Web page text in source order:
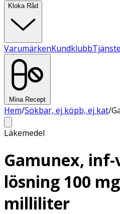
Kloka Råd
VarumärkenKundklubb
Mina Recept
Hem/Sökbar, ej köpb, ej kat/
Läkemedel
Gamunex,
lösning 100
milliliter